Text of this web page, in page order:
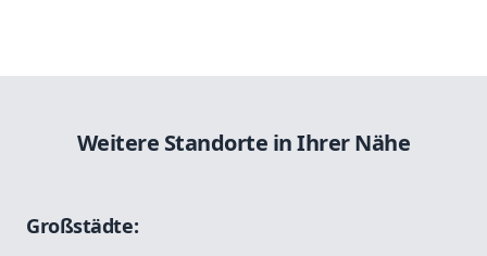
Weitere Standorte in Ihrer Nähe
Großstädte: